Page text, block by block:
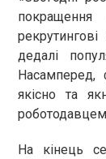
дедалі
Насамперед,
якісно та
На кінець